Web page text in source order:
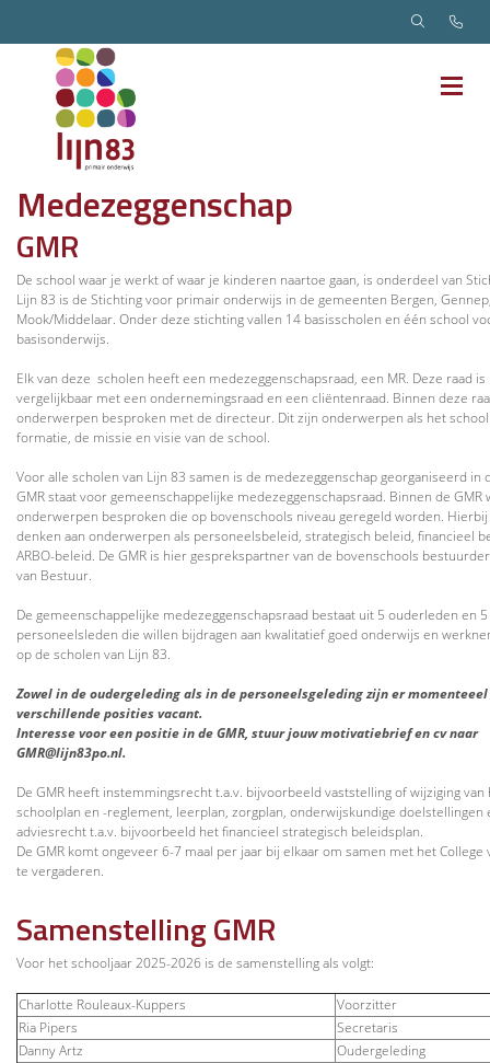
Medezeggenschap
GMR
De school waar je werkt of waar je kinderen naartoe gaan, is onderdeel van
Lijn 83 is de Stichting voor primair onderwijs in de gemeenten Bergen,
Mook/Middelaar. Onder deze stichting vallen 14 basisscholen en één school
basisonderwijs.
Elk van deze scholen heeft een medezeggenschapsraad, een MR. Deze raad is
vergelijkbaar met een ondernemingsraad en een cliëntenraad. Binnen deze
onderwerpen besproken met de directeur. Dit zijn onderwerpen als het
formatie, de missie en visie van de school.
Voor alle scholen van Lijn 83 samen is de medezeggenschap georganiseerd in
GMR staat voor gemeenschappelijke medezeggenschapsraad. Binnen de GMR
onderwerpen besproken die op bovenschools niveau geregeld worden.
denken aan onderwerpen als personeelsbeleid, strategisch beleid, financieel
ARBO-beleid. De GMR is hier gesprekspartner van de bovenschools
van Bestuur.
De gemeenschappelijke medezeggenschapsraad bestaat uit 5 ouderleden en 5
personeelsleden die willen bijdragen aan kwalitatief goed onderwijs en
op de scholen van Lijn 83.
Zowel in de oudergeleding als in de personeelsgeleding zijn er momenteeel
verschillende posities vacant.
Interesse voor een positie in de GMR, stuur jouw motivatiebrief en cv naar
GMR@lijn83po.nl.
De GMR heeft instemmingsrecht t.a.v. bijvoorbeeld vaststelling of wijziging van
schoolplan en -reglement, leerplan, zorgplan, onderwijskundige doelstellingen
adviesrecht t.a.v. bijvoorbeeld het financieel strategisch beleidsplan.
De GMR komt ongeveer 6-7 maal per jaar bij elkaar om samen met het College
te vergaderen.
Samenstelling GMR
Voor het schooljaar 2025-2026 is de samenstelling als volgt:
Charlotte Rouleaux-Kuppers
Voorzitter
Ria Pipers
Secretaris
Danny Artz
Oudergeleding